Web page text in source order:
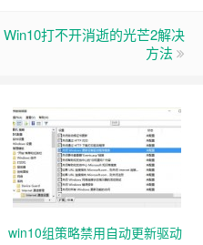
Win10打不开消逝的光芒2解决
方法
win10组策略禁用自动更新驱动